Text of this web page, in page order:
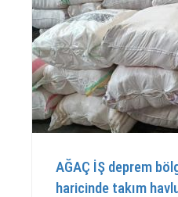
AĞAÇ İŞ deprem
haricinde takım